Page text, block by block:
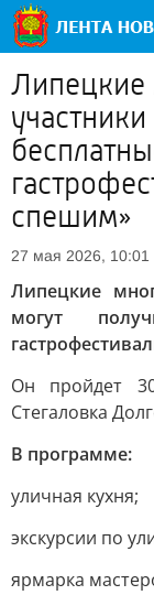
Липецкие
спешим»
27 мая 2026, 10:01
Липецкие
могут
Он пройдет
Стегаловка
В программе:
уличная кухня;
экскурсии по
ярмарка